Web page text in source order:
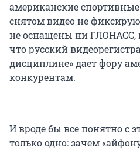
американские
снятом видео не
не оснащены ни ГЛОНАСС,
что русский
дисциплине» дает фору
конкурентам.
И вроде бы все понятно с
только одно: зачем